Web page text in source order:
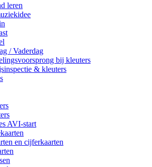
leren
/ Vaderdag
bij kleuters
& kleuters
AVI-start
en cijferkaarten